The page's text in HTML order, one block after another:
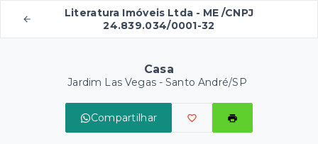
Literatura Imóveis Ltda - ME /CNPJ
24.839.034/0001-32
Casa
Jardim Las Vegas - Santo André/SP
Compartilhar